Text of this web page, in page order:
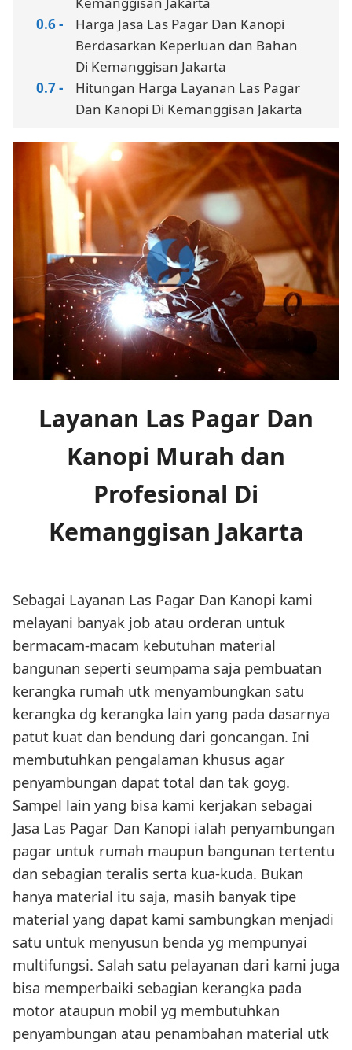
Harga Jasa Las Pagar Dan Kanopi
Berdasarkan Keperluan dan Bahan
Di Kemanggisan Jakarta
Hitungan Harga Layanan Las Pagar
Dan Kanopi Di Kemanggisan Jakarta
Layanan Las Pagar Dan
Kanopi Murah dan
Profesional Di
Kemanggisan Jakarta
Sebagai Layanan Las Pagar Dan Kanopi kami
melayani banyak job atau orderan untuk
bermacam-macam kebutuhan material
bangunan seperti seumpama saja pembuatan
kerangka rumah utk menyambungkan satu
kerangka dg kerangka lain yang pada dasarnya
patut kuat dan bendung dari goncangan. Ini
membutuhkan pengalaman khusus agar
penyambungan dapat total dan tak goyg.
Sampel lain yang bisa kami kerjakan sebagai
Jasa Las Pagar Dan Kanopi ialah penyambungan
pagar untuk rumah maupun bangunan tertentu
dan sebagian teralis serta kua-kuda. Bukan
hanya material itu saja, masih banyak tipe
material yang dapat kami sambungkan menjadi
satu untuk menyusun benda yg mempunyai
multifungsi. Salah satu pelayanan dari kami juga
bisa memperbaiki sebagian kerangka pada
motor ataupun mobil yg membutuhkan
penyambungan atau penambahan material utk